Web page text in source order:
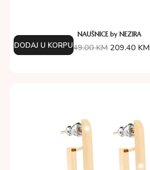
NAUŠNICE by NEZIRA
349.00KM 209.40 KM
DODAJ U KORPU